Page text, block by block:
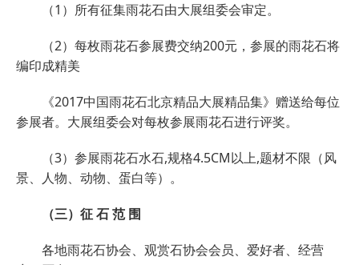
（1）所有征集雨花石由大展组委会审定。
（2）每枚雨花石参展费交纳200元，参展的雨花石将
编印成精美
《2017中国雨花石北京精品大展精品集》赠送给每位
参展者。大展组委会对每枚参展雨花石进行评奖。
（3）参展雨花石水石,规格4.5CM以上,题材不限（风
景、人物、动物、蛋白等）。
（三）征 石 范 围
各地雨花石协会、观赏石协会会员、爱好者、经营